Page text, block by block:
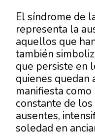
El síndrome de
representa la
aquellos que
también
que persiste en
quienes quedan
manifiesta
constante de
ausentes,
soledad en